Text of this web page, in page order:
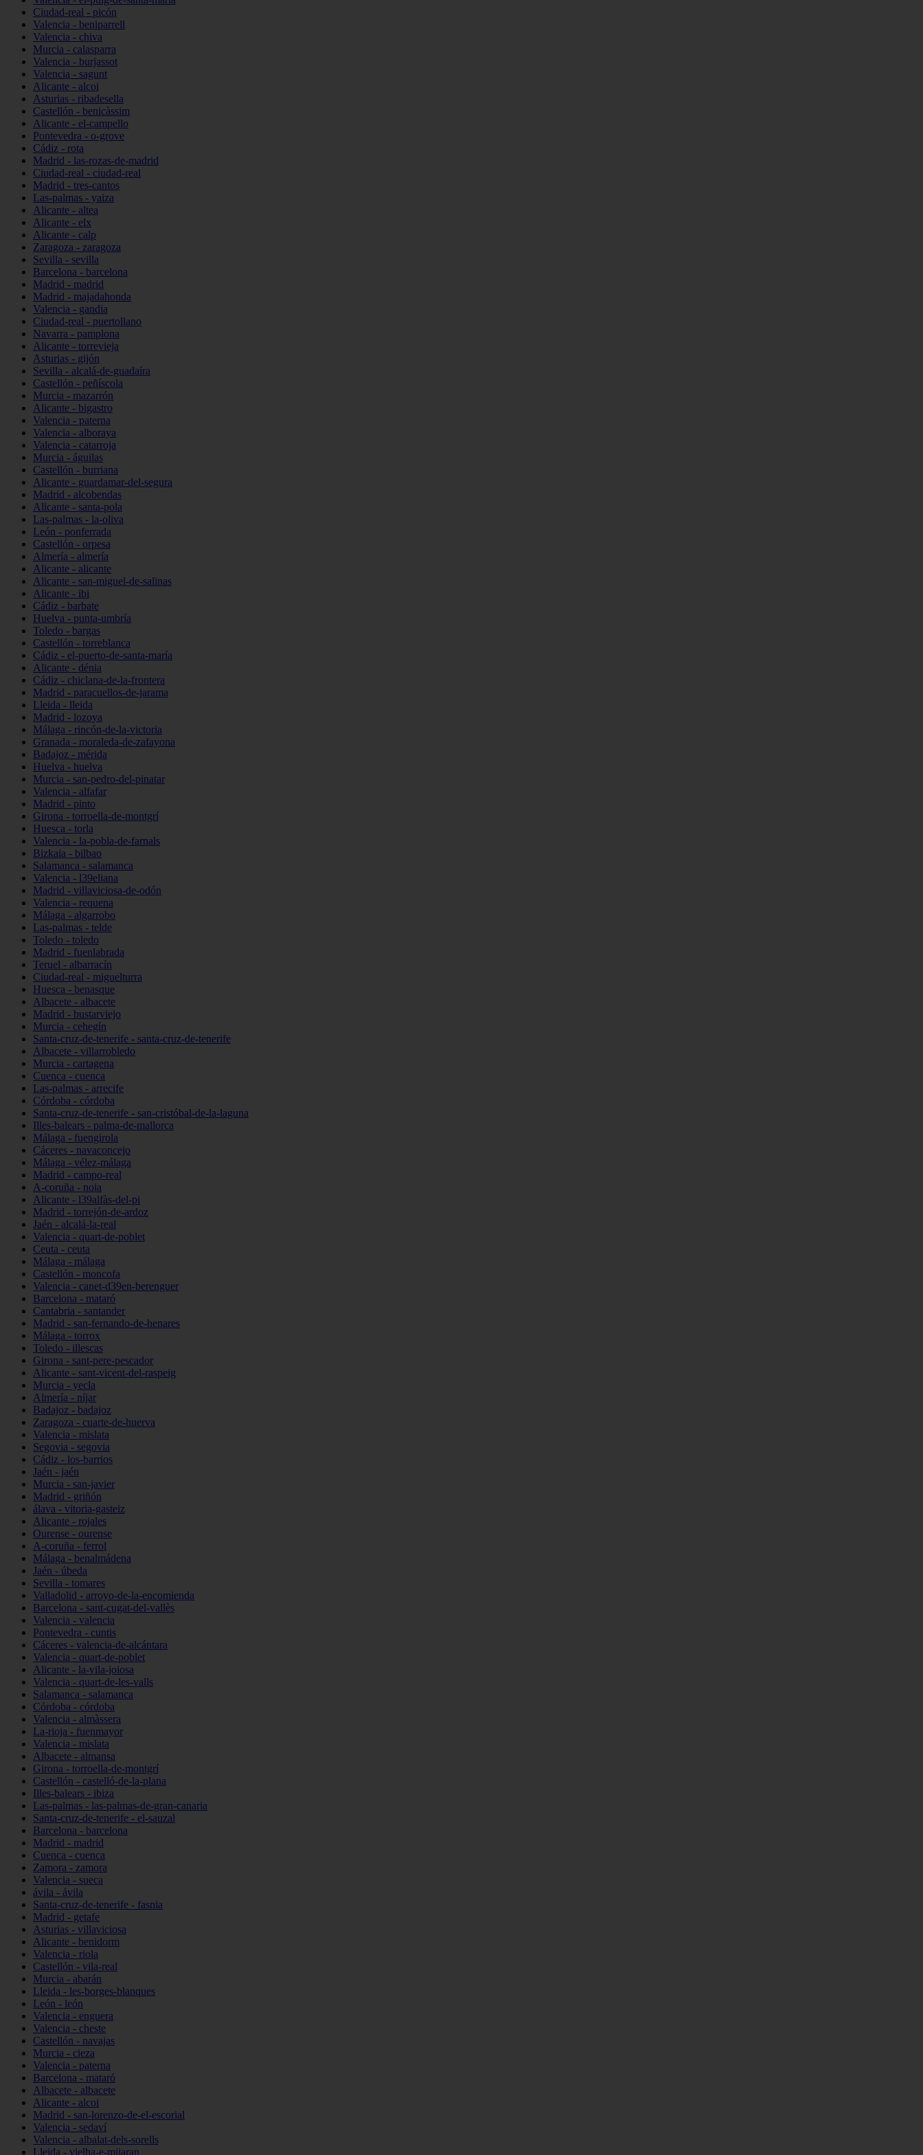
Ciudad-real - picón
Valencia - beniparrell
Valencia - chiva
Murcia - calasparra
Valencia - burjassot
Valencia - sagunt
Alicante - alcoi
Asturias - ribadesella
Castellón - benicàssim
Alicante - el-campello
Pontevedra - o-grove
Cádiz - rota
Madrid - las-rozas-de-madrid
Ciudad-real - ciudad-real
Madrid - tres-cantos
Las-palmas - yaiza
Alicante - altea
Alicante - elx
Alicante - calp
Zaragoza - zaragoza
Sevilla - sevilla
Barcelona - barcelona
Madrid - madrid
Madrid - majadahonda
Valencia - gandia
Ciudad-real - puertollano
Navarra - pamplona
Alicante - torrevieja
Asturias - gijón
Sevilla - alcalá-de-guadaíra
Castellón - peñíscola
Murcia - mazarrón
Alicante - bigastro
Valencia - paterna
Valencia - alboraya
Valencia - catarroja
Murcia - águilas
Castellón - burriana
Alicante - guardamar-del-segura
Madrid - alcobendas
Alicante - santa-pola
Las-palmas - la-oliva
León - ponferrada
Castellón - orpesa
Almería - almería
Alicante - alicante
Alicante - san-miguel-de-salinas
Alicante - ibi
Cádiz - barbate
Huelva - punta-umbría
Toledo - bargas
Castellón - torreblanca
Cádiz - el-puerto-de-santa-maría
Alicante - dénia
Cádiz - chiclana-de-la-frontera
Madrid - paracuellos-de-jarama
Lleida - lleida
Madrid - lozoya
Málaga - rincón-de-la-victoria
Granada - moraleda-de-zafayona
Badajoz - mérida
Huelva - huelva
Murcia - san-pedro-del-pinatar
Valencia - alfafar
Madrid - pinto
Girona - torroella-de-montgrí
Huesca - torla
Valencia - la-pobla-de-farnals
Bizkaia - bilbao
Salamanca - salamanca
Valencia - l39eliana
Madrid - villaviciosa-de-odón
Valencia - requena
Málaga - algarrobo
Las-palmas - telde
Toledo - toledo
Madrid - fuenlabrada
Teruel - albarracín
Ciudad-real - miguelturra
Huesca - benasque
Albacete - albacete
Madrid - bustarviejo
Murcia - cehegín
Santa-cruz-de-tenerife - santa-cruz-de-tenerife
Albacete - villarrobledo
Murcia - cartagena
Cuenca - cuenca
Las-palmas - arrecife
Córdoba - córdoba
Santa-cruz-de-tenerife - san-cristóbal-de-la-laguna
Illes-balears - palma-de-mallorca
Málaga - fuengirola
Cáceres - navaconcejo
Málaga - vélez-málaga
Madrid - campo-real
A-coruña - noia
Alicante - l39alfàs-del-pi
Madrid - torrejón-de-ardoz
Jaén - alcalá-la-real
Valencia - quart-de-poblet
Ceuta - ceuta
Málaga - málaga
Castellón - moncofa
Valencia - canet-d39en-berenguer
Barcelona - mataró
Cantabria - santander
Madrid - san-fernando-de-henares
Málaga - torrox
Toledo - illescas
Girona - sant-pere-pescador
Alicante - sant-vicent-del-raspeig
Murcia - yecla
Almería - níjar
Badajoz - badajoz
Zaragoza - cuarte-de-huerva
Valencia - mislata
Segovia - segovia
Cádiz - los-barrios
Jaén - jaén
Murcia - san-javier
Madrid - griñón
álava - vitoria-gasteiz
Alicante - rojales
Ourense - ourense
A-coruña - ferrol
Málaga - benalmádena
Jaén - úbeda
Sevilla - tomares
Valladolid - arroyo-de-la-encomienda
Barcelona - sant-cugat-del-vallès
Valencia - valencia
Pontevedra - cuntis
Cáceres - valencia-de-alcántara
Valencia - quart-de-poblet
Alicante - la-vila-joiosa
Valencia - quart-de-les-valls
Salamanca - salamanca
Córdoba - córdoba
Valencia - almàssera
La-rioja - fuenmayor
Valencia - mislata
Albacete - almansa
Girona - torroella-de-montgrí
Castellón - castelló-de-la-plana
Illes-balears - ibiza
Las-palmas - las-palmas-de-gran-canaria
Santa-cruz-de-tenerife - el-sauzal
Barcelona - barcelona
Madrid - madrid
Cuenca - cuenca
Zamora - zamora
Valencia - sueca
ávila - ávila
Santa-cruz-de-tenerife - fasnia
Madrid - getafe
Asturias - villaviciosa
Alicante - benidorm
Valencia - riola
Castellón - vila-real
Murcia - abarán
Lleida - les-borges-blanques
León - león
Valencia - enguera
Valencia - cheste
Castellón - navajas
Murcia - cieza
Valencia - paterna
Barcelona - mataró
Albacete - albacete
Alicante - alcoi
Madrid - san-lorenzo-de-el-escorial
Valencia - sedaví
Valencia - albalat-dels-sorells
Lleida - vielha-e-mijaran